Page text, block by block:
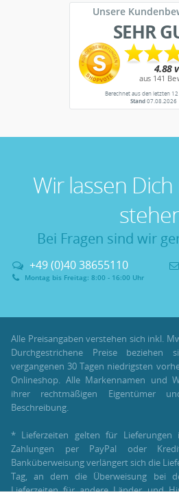
Unsere
SEHR
Berechnet aus den letzten
Stand07.08.2026
Wir lassen
Bei Fragen sind wir
+49 (0)40 38655110
Montag bis Freitag: 8:00 - 16:00 Uhr
Alle Preisangaben verstehen sich inkl.
Durchgestrichene Preise
vergangenen 30 Tagen niedrigsten
Onlineshop. Alle Markennamen und
ihrer rechtmäßigen Eigentümer
Beschreibung.
* Lieferzeiten gelten für Lieferungen
Zahlungen per PayPal oder
Banküberweisung verlängert sich die
Tag, an dem die Überweisung bei